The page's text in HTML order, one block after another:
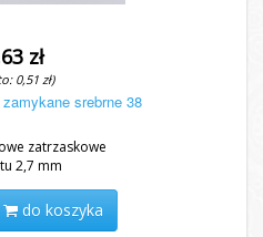
zł
0,51 zł)
srebrne 38
zatrzaskowe
2,7 mm
do koszyka